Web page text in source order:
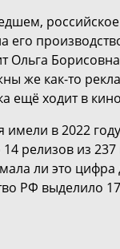
Ольга
же как-то
ещё ходит в
имели в 2022
релизов из
ли это
РФ выделило